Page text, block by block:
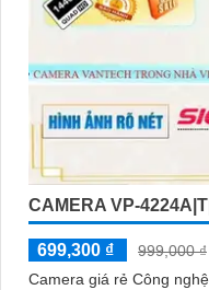
CAMERA VP-
699,300 ₫
999,000 ₫
Camera giá rẻ Công